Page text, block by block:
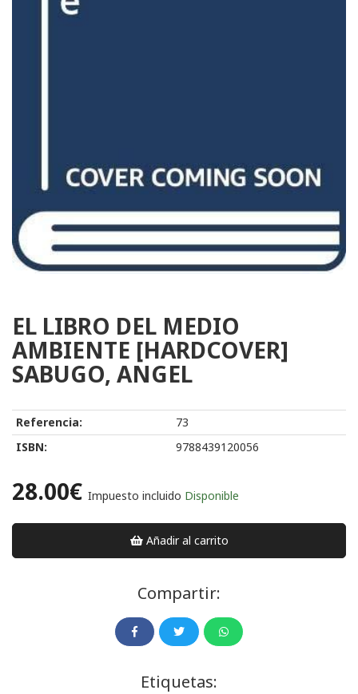
EL LIBRO DEL MEDIO
AMBIENTE [HARDCOVER]
SABUGO, ANGEL
Referencia:
73
ISBN:
9788439120056
28.00€ Impuesto incluido Disponible
Añadir al carrito
Compartir:
Etiquetas: